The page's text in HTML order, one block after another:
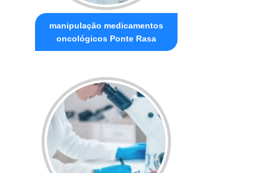
manipulação medicamentos
oncológicos Ponte Rasa